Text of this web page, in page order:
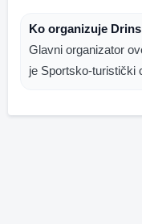
Ko organizuje
Glavni organizator
je Sportsko-turistički